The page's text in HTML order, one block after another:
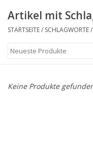
taktische Ausrüstung
Optiken & Laser
Blog
Artikel mit
STARTSEITE/ SCHLAGWORTE/
Keine Produkte